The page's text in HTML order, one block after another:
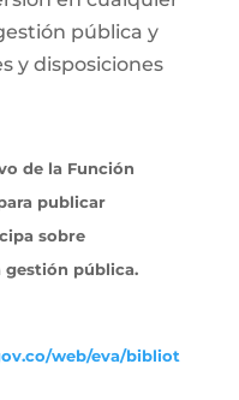
pública y
y disposiciones
de la Función
publicar
sobre
gestión pública.
web/eva/bibliot